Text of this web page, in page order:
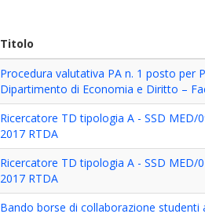
Titolo
Procedura valutativa PA n. 1 posto per
Dipartimento di Economia e Diritto –
Ricercatore TD tipologia A - SSD
2017 RTDA
Ricercatore TD tipologia A - SSD
2017 RTDA
Bando borse di collaborazione studenti